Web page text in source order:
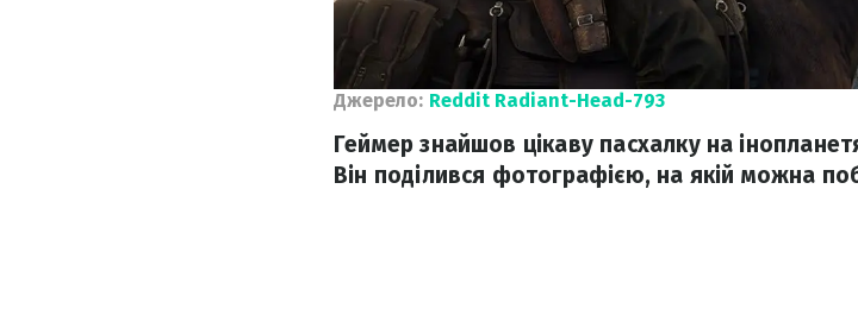
Джерело: Reddit Radiant-Head-793
Геймер знайшов цікаву пасхалку на
Він поділився фотографією, на якій можна